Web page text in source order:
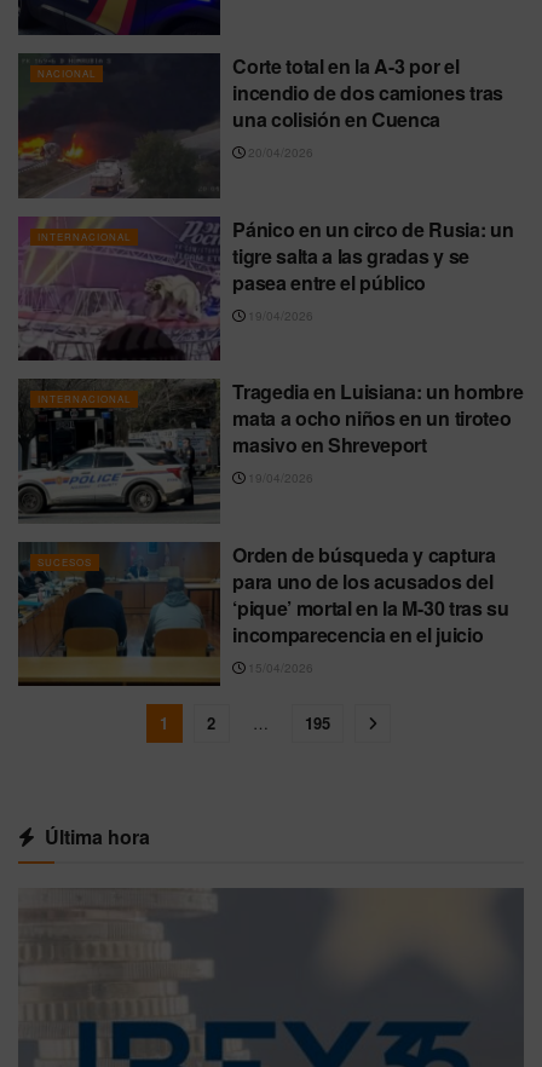
NACIONAL
Corte total en la A-3 por el
incendio de dos camiones tras
una colisión en Cuenca
20/04/2026
INTERNACIONAL
Pánico en un circo de Rusia: un
tigre salta a las gradas y se
pasea entre el público
19/04/2026
INTERNACIONAL
Tragedia en Luisiana: un hombre
mata a ocho niños en un tiroteo
masivo en Shreveport
19/04/2026
SUCESOS
Orden de búsqueda y captura
para uno de los acusados del
‘pique’ mortal en la M-30 tras su
incomparecencia en el juicio
15/04/2026
1 2 … 195
Última hora